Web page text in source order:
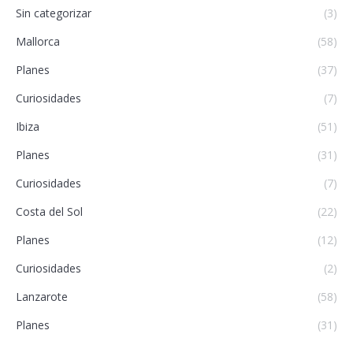
Sin categorizar
(3)
Mallorca
(58)
Planes
(37)
Curiosidades
(7)
Ibiza
(51)
Planes
(31)
Curiosidades
(7)
Costa del Sol
(22)
Planes
(12)
Curiosidades
(2)
Lanzarote
(58)
Planes
(31)